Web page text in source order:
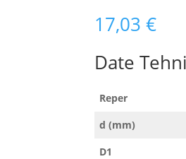
17,03€
Date
Reper
d (mm)
D1